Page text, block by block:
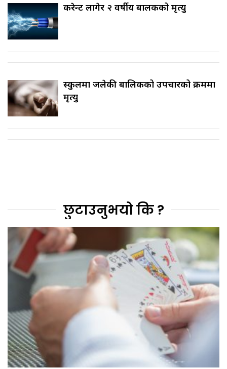
करेन्ट लागेर २ वर्षीय बालकको मृत्यु
स्कुलमा जलेकी बालिकको उपचारको क्रममा
मृत्यु
छुटाउनुभयो कि ?